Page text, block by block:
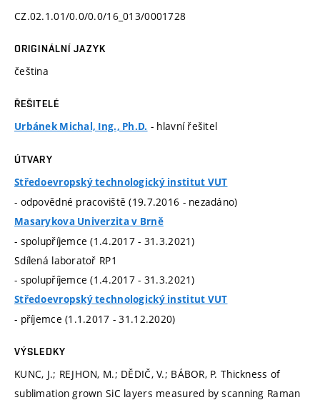
CZ.02.1.01/0.0/0.0/16_013/0001728
ORIGINÁLNÍ JAZYK
čeština
ŘEŠITELÉ
Urbánek Michal, Ing., Ph.D. - hlavní řešitel
ÚTVARY
Středoevropský technologický institut VUT
- odpovědné pracoviště (19.7.2016 - nezadáno)
Masarykova Univerzita v Brně
- spolupříjemce (1.4.2017 - 31.3.2021)
Sdílená laboratoř RP1
- spolupříjemce (1.4.2017 - 31.3.2021)
Středoevropský technologický institut VUT
- příjemce (1.1.2017 - 31.12.2020)
VÝSLEDKY
KUNC, J.; REJHON, M.; DĚDIČ, V.; BÁBOR, P. Thickness of
sublimation grown SiC layers measured by scanning Raman